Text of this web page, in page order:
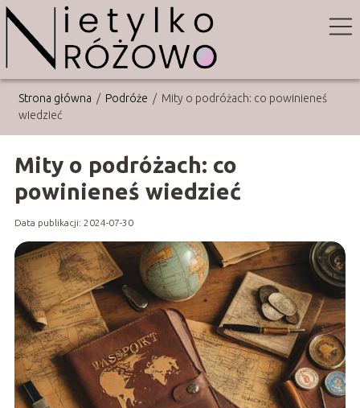
Strona główna / Podróże / Mity o podróżach: co powinieneś
wiedzieć
Mity o podróżach: co
powinieneś wiedzieć
Data publikacji: 2024-07-30